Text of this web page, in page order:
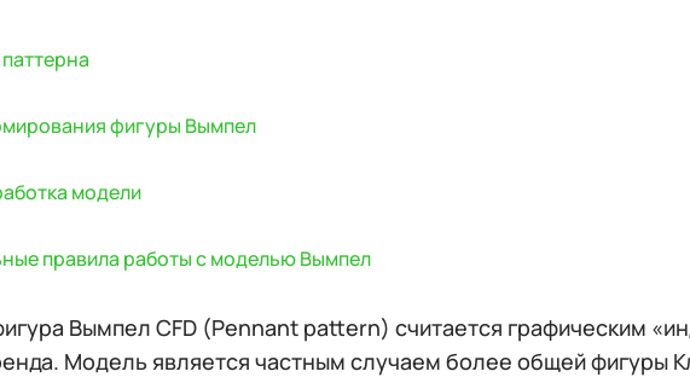
фигуры Вымпел
модели
правила работы с моделью Вымпел
Вымпел CFD (Pennant pattern) считается графическим
Модель является частным случаем более общей фигуры